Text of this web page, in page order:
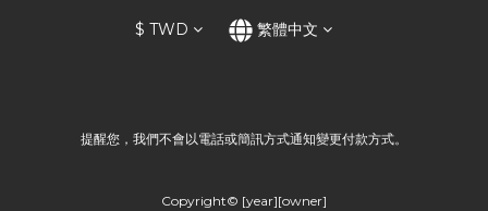
$ TWD 繁體中文
提醒您，我們不會以電話或簡訊方式通知變更付款方式。
Copyright© [year][owner]